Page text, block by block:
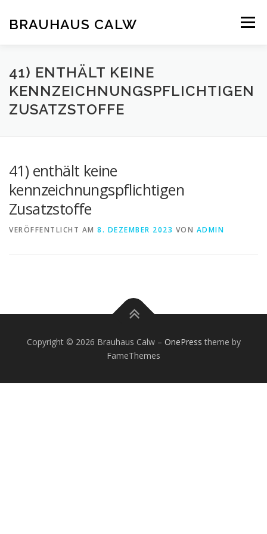
springen
BRAUHAUS CALW Menü
41) ENTHÄLT KEINE
KENNZEICHNUNGSPFLICHTIGEN
ZUSATZSTOFFE
41) enthält keine
kennzeichnungspflichtigen
Zusatzstoffe
VERÖFFENTLICHT AM 8. DEZEMBER 2023 VON ADMIN
Copyright © 2026 Brauhaus Calw– OnePress theme by
FameThemes